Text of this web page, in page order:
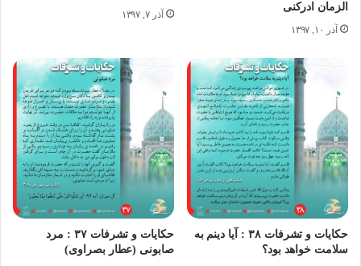
نکنی. بلند شدم، آقا از اتاق بیرون آمدند و من هم به همراهش
زنی که فلج بود به تمام معنی سالم شد، چشم ها و جوانی اش هم
برگشت. وقتی ما چنین آقایی را داشته باشیم حیف است به آقا
امام زمان بی توجه باشیم و اتفاقا همه ما هم بی توجه ایم.
جهاد با نفس؛ (آیت الله مظاهری) ص۴۳۲
الزمان ادرکنی
آذر ۱۰, ۱۳۹۷
آذر ۷, ۱۳۹۷
حکایات و تشرفات ۳۸ : آیا دینم به
سلامت خواهد بود؟
حکایات و تشرفات ۳۷ : مرد
صابونی (عطار بصراوی)